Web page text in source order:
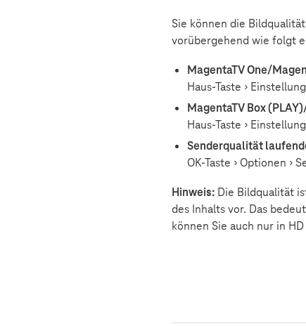
Sie können die
vorübergehend wie folgt
MagentaTV One/
Haus-Taste ›
MagentaTV Box
Haus-Taste ›
Senderqualität
OK-Taste › Optionen ›
Hinweis: Die Bildqualität
des Inhalts vor. Das
können Sie auch nur in